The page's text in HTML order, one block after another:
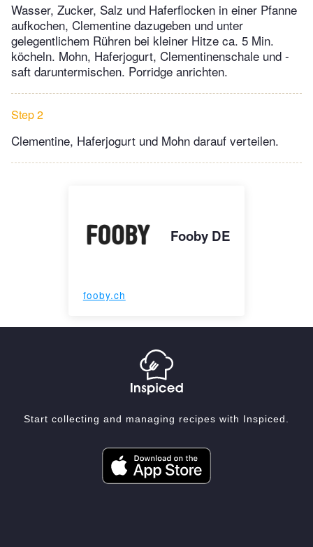
Wasser, Zucker, Salz und Haferflocken in einer Pfanne
aufkochen, Clementine dazugeben und unter
gelegentlichem Rühren bei kleiner Hitze ca. 5 Min.
köcheln. Mohn, Haferjogurt, Clementinenschale und -
saft daruntermischen. Porridge anrichten.
Step 2
Clementine, Haferjogurt und Mohn darauf verteilen.
Fooby DE
fooby.ch
Start collecting and managing recipes with Inspiced.